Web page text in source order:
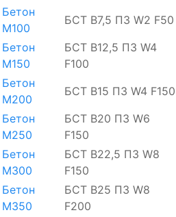
Бетон
М100
БСТ В7,5 П3 W2 F50
Бетон
М150
БСТ В12,5 П3 W4
F100
Бетон
М200
БСТ В15 П3 W4 F150
Бетон
М250
БСТ В20 П3 W6
F150
Бетон
М300
БСТ В22,5 П3 W8
F150
Бетон
М350
БСТ В25 П3 W8
F200